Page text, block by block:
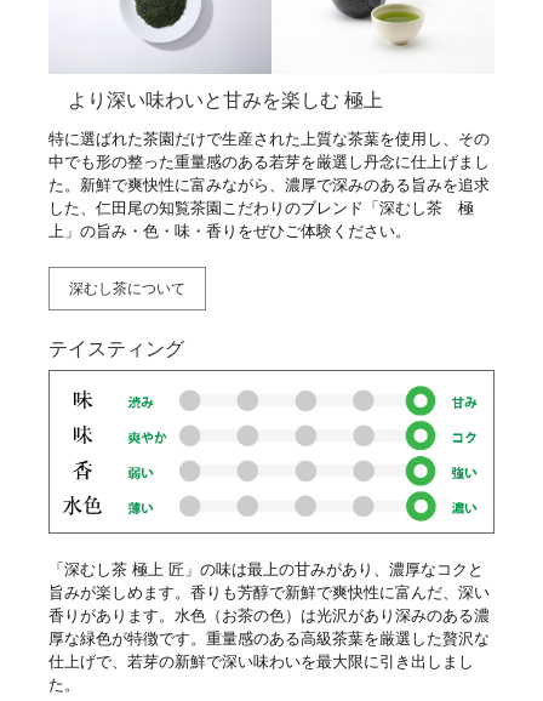
より深い味わいと甘みを楽しむ 極上
特に選ばれた茶園だけで生産された上質な茶葉を使用し、その
中でも形の整った重量感のある若芽を厳選し丹念に仕上げまし
た。新鮮で爽快性に富みながら、濃厚で深みのある旨みを追求
した、仁田尾の知覧茶園こだわりのブレンド「深むし茶 極
上」の旨み・色・味・香りをぜひご体験ください。
深むし茶について
テイスティング
「深むし茶 極上 匠」の味は最上の甘みがあり、濃厚なコクと
旨みが楽しめます。香りも芳醇で新鮮で爽快性に富んだ、深い
香りがあります。水色（お茶の色）は光沢があり深みのある濃
厚な緑色が特徴です。重量感のある高級茶葉を厳選した贅沢な
仕上げで、若芽の新鮮で深い味わいを最大限に引き出しまし
た。